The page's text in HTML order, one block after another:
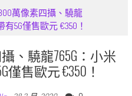
萬像素四攝、驍龍
有5G僅售歐元 €350！
、驍龍765G：小米
僅售歐元 €350！